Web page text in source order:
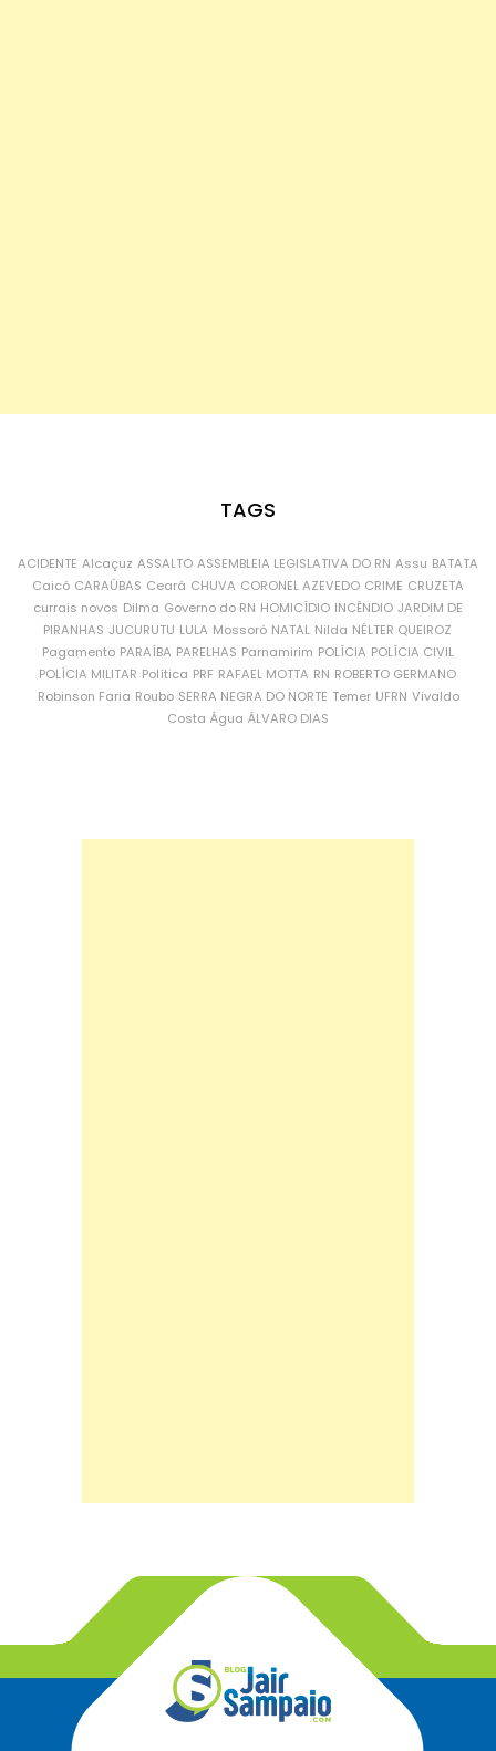
TAGS
ACIDENTE Alcaçuz ASSALTO ASSEMBLEIA LEGISLATIVA DO RN Assu BATATA
Caicó CARAÚBAS Ceará CHUVA CORONEL AZEVEDO CRIME CRUZETA
currais novos Dilma Governo do RN HOMICÍDIO INCÊNDIO JARDIM DE
PIRANHAS JUCURUTU LULA Mossoró NATAL Nilda NÉLTER QUEIROZ
Pagamento PARAÍBA PARELHAS Parnamirim POLÍCIA POLÍCIA CIVIL
POLÍCIA MILITAR Política PRF RAFAEL MOTTA RN ROBERTO GERMANO
Robinson Faria Roubo SERRA NEGRA DO NORTE Temer UFRN Vivaldo
Costa Água ÁLVARO DIAS